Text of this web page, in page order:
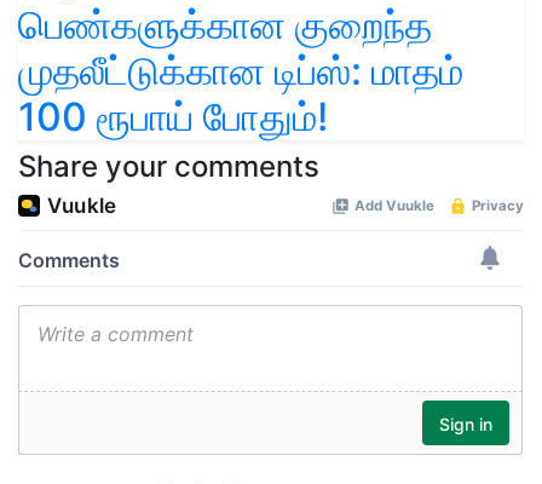
பெண்களுக்கான குறைந்த
முதலீட்டுக்கான டிப்ஸ்: மாதம்
100 ரூபாய் போதும்!
Share your comments